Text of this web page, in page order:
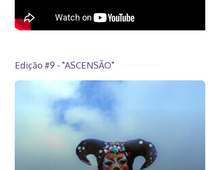
Edição #9 - "ASCENSÃO"